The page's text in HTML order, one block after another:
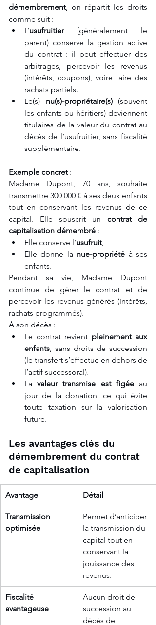
démembrement, on répartit les droits
comme suit :
L’usufruitier (généralement le
parent) conserve la gestion active
du contrat : il peut effectuer des
arbitrages, percevoir les revenus
(intérêts, coupons), voire faire des
rachats partiels.
Le(s) nu(s)-propriétaire(s) (souvent
les enfants ou héritiers) deviennent
titulaires de la valeur du contrat au
décès de l’usufruitier, sans fiscalité
supplémentaire.
Exemple concret :
Madame Dupont, 70 ans, souhaite
transmettre 300 000 € à ses deux enfants
tout en conservant les revenus de ce
capital. Elle souscrit un contrat de
capitalisation démembré :
Elle conserve l’usufruit,
Elle donne la nue-propriété à ses
enfants.
Pendant sa vie, Madame Dupont
continue de gérer le contrat et de
percevoir les revenus générés (intérêts,
rachats programmés).
À son décès :
Le contrat revient pleinement aux
enfants, sans droits de succession
(le transfert s’effectue en dehors de
l’actif successoral),
La valeur transmise est figée au
jour de la donation, ce qui évite
toute taxation sur la valorisation
future.
Les avantages clés du
démembrement du contrat
de capitalisation
Avantage Détail
Transmission
optimisée
Permet d’anticiper
la transmission du
capital tout en
conservant la
jouissance des
revenus.
Fiscalité
avantageuse
Aucun droit de
succession au
décès de